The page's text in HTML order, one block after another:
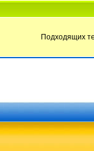
Подходящих